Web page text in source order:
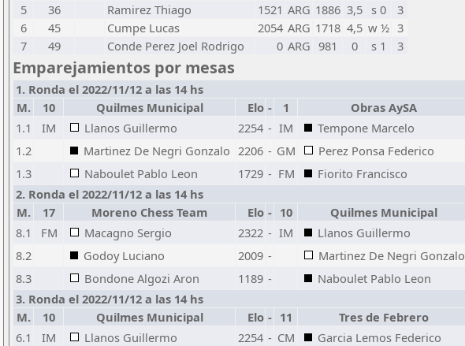
5
36 Ramirez Thiago 1521 ARG 1886 3,5 s 0
3
6
45 Cumpe Lucas 2054 ARG 1718 4,5 w ½ 3
7
49 Conde Perez Joel Rodrigo 0 ARG 981 0 s 1 3
Emparejamientos por mesas
1. Ronda el 2022/11/12 a las 14 hs
M.
10 Quilmes Municipal Elo - 1 Obras AySA
1.1
IM Llanos Guillermo 2254 - IM Tempone Marcelo
1.2
Martinez De Negri Gonzalo 2206 - GM Perez Ponsa Federico
1.3
Naboulet Pablo Leon 1729 - FM Fiorito Francisco
2. Ronda el 2022/11/12 a las 14 hs
M.
17 Moreno Chess Team Elo - 10 Quilmes Municipal
8.1
FM Macagno Sergio 2322 - IM Llanos Guillermo
8.2
Godoy Luciano 2009 - Martinez De Negri Gonzalo
8.3
Bondone Algozi Aron 1189 - Naboulet Pablo Leon
3. Ronda el 2022/11/12 a las 14 hs
M.
10 Quilmes Municipal Elo - 11 Tres de Febrero
6.1
IM Llanos Guillermo 2254 - CM Garcia Lemos Federico